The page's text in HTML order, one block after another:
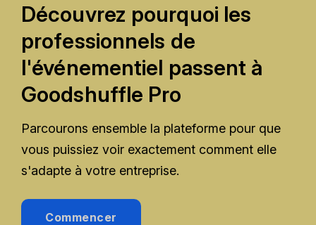
Découvrez pourquoi les
professionnels de
l'événementiel passent à
Goodshuffle Pro
Parcourons ensemble la plateforme pour que
vous puissiez voir exactement comment elle
s'adapte à votre entreprise.
Commencer